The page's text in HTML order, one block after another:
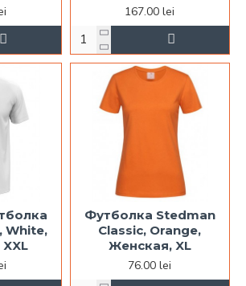
167.00 lei
White,
Футболка Stedman
Classic, Orange,
Женская, XL
76.00 lei